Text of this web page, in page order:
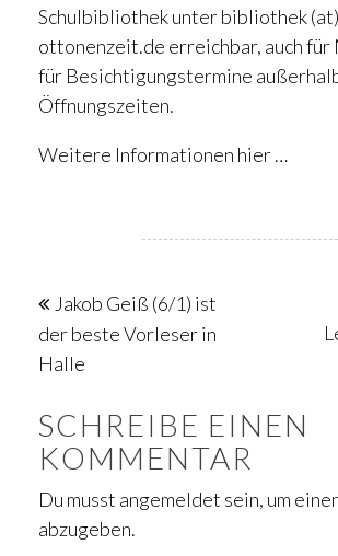
Schulbibliothek unter bibliothek(at)
ottonenzeit.de erreichbar, auch für
für Besichtigungstermine
Öffnungszeiten.
Weitere Informationen hier …
Beitragsnavigation
Jakob Geiß (6/1) ist
der beste Vorleser in
Halle
SCHREIBE EINEN
KOMMENTAR
Du musst angemeldet sein, um
abzugeben.